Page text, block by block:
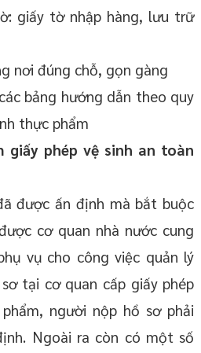
giấy tờ nhập hàng, lưu trữ
nơi đúng chỗ, gọn gàng
bảng hướng dẫn theo quy
thực phẩm
giấy phép vệ sinh an toàn
được ấn định mà bắt buộc
cơ quan nhà nước cung
vụ cho công việc quản lý
tại cơ quan cấp giấy phép
người nộp hồ sơ phải
Ngoài ra còn có một số